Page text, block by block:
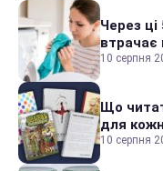
Через
втрачає
10 серпня
Що
для
10 серпня